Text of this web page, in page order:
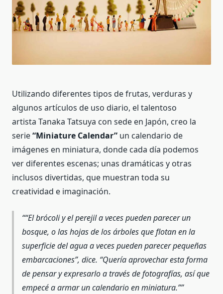
Utilizando diferentes tipos de frutas, verduras y
algunos artículos de uso diario, el talentoso
artista Tanaka Tatsuya con sede en Japón, creo la
serie“Miniature Calendar” un calendario de
imágenes en miniatura, donde cada día podemos
ver diferentes escenas; unas dramáticas y otras
inclusos divertidas, que muestran toda su
creatividad e imaginación.
“El brócoli y el perejil a veces pueden parecer un
bosque, o las hojas de los árboles que flotan en la
superficie del agua a veces pueden parecer pequeñas
embarcaciones”, dice. “Quería aprovechar esta forma
de pensar y expresarlo a través de fotografías, así que
empecé a armar un calendario en miniatura.”